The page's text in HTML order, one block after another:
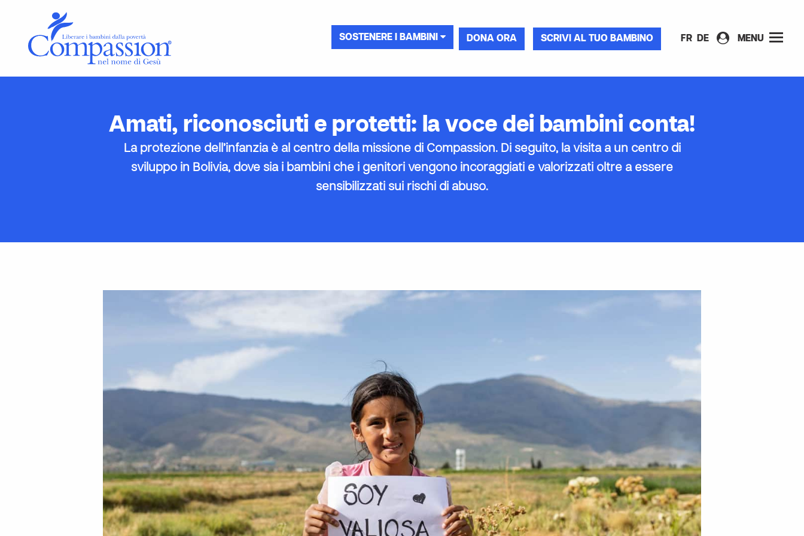
SOSTENERE I BAMBINI DONA ORA SCRIVI AL TUO BAMBINO FR DE MENU
Amati, riconosciuti e protetti: la voce dei bambini conta!
La protezione dell’infanzia è al centro della missione di Compassion. Di seguito, la visita a un centro di
sviluppo in Bolivia, dove sia i bambini che i genitori vengono incoraggiati e valorizzati oltre a essere
sensibilizzati sui rischi di abuso.